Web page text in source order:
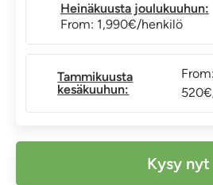
Heinäkuusta joulukuuhun:
From: 1,990€/henkilö
Tammikuusta
kesäkuuhun:
Kysy nyt